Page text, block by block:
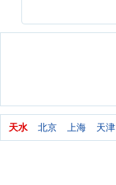
天水 北京 上海 天津